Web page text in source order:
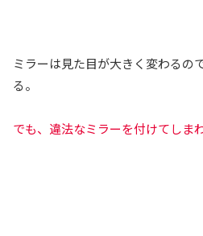
ミラーは見た目が大きく変わるの
る。
でも、違法なミラーを付けてしま